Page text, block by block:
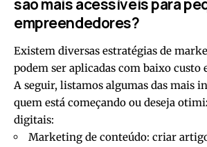
são mais acessíveis para
empreendedores?
Existem diversas estratégias de
podem ser aplicadas com baixo custo
A seguir, listamos algumas das mais
quem está começando ou deseja
digitais:
Marketing de conteúdo: criar